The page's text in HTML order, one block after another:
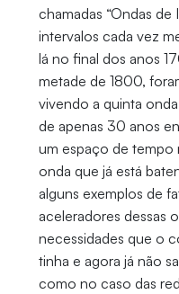
chamadas “Ondas
intervalos cada vez
lá no final dos anos
metade de 1800,
vivendo a quinta
de apenas 30 anos
um espaço de tempo
onda que já está
alguns exemplos de
aceleradores dessas
necessidades que o
tinha e agora já não
como no caso das